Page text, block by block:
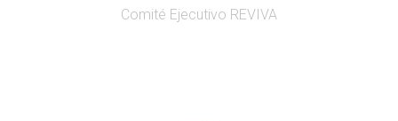
Comité Ejecutivo REVIVA